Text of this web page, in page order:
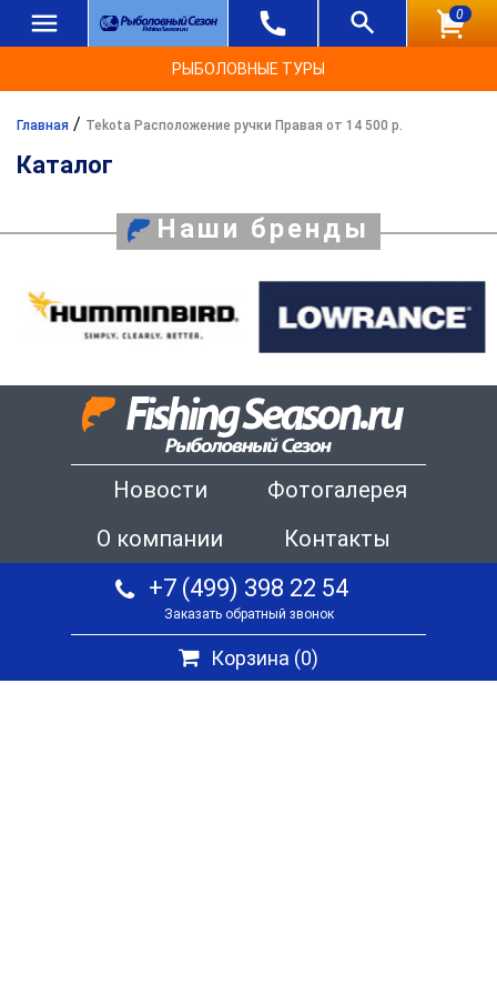
0
РЫБОЛОВНЫЕ ТУРЫ
Главная / Tekota Расположение ручки Правая от 14 500 р.
Каталог
Наши бренды
Новости
Фотогалерея
О компании
Контакты
+7 (499) 398 22 54
Заказать обратный звонок
Корзина (0)